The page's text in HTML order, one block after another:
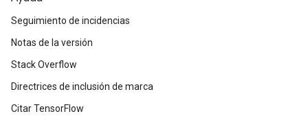
Seguimiento de incidencias
Notas de la versión
Stack Overflow
Directrices de inclusión de marca
Citar TensorFlow